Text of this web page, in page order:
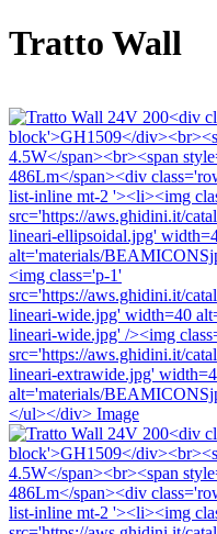
Tratto Wall